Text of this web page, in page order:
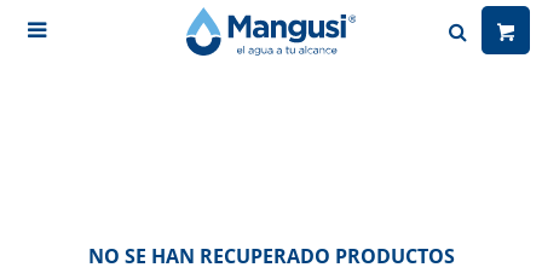

NO SE HAN RECUPERADO PRODUCTOS